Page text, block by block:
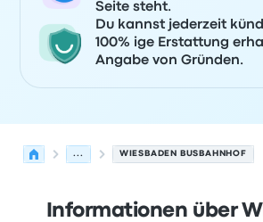
Seite steht.
Du kannst jederzeit
100% ige Erstattung
Angabe von Gründen.
... WIESBADEN BUSBAHNHOF
Informationen über